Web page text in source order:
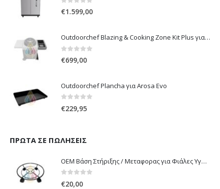
€1.599,00
Outdoorchef Blazing & Cooking Zone Kit Plus για Ψησταριά Arosa Evo
€699,00
Outdoorchef Plancha για Arosa Evo
€229,95
ΠΡΏΤΑ ΣΕ ΠΩΛΉΣΕΙΣ
OEM Βάση Στήριξης / Μεταφορας για Φιάλες Υγραερίου 10 kg & 13 kg με ροδάκια
€20,00